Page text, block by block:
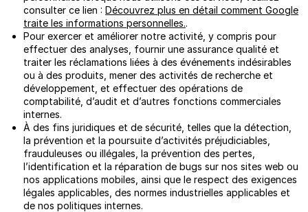
consulter ce lien : Découvrez plus en détail comment Google
traite les informations personnelles..
Pour exercer et améliorer notre activité, y compris pour
effectuer des analyses, fournir une assurance qualité et
traiter les réclamations liées à des événements indésirables
ou à des produits, mener des activités de recherche et
développement, et effectuer des opérations de
comptabilité, d’audit et d’autres fonctions commerciales
internes.
À des fins juridiques et de sécurité, telles que la détection,
la prévention et la poursuite d’activités préjudiciables,
frauduleuses ou illégales, la prévention des pertes,
l’identification et la réparation de bugs sur nos sites web ou
nos applications mobiles, ainsi que le respect des exigences
légales applicables, des normes industrielles applicables et
de nos politiques internes.